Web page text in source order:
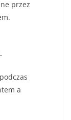
przez
a